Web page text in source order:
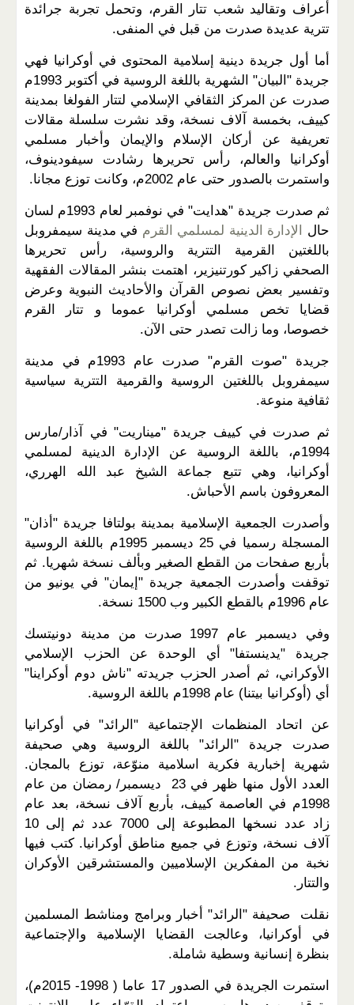
أعراف وتقاليد شعب تتار القرم، وتحمل تجربة جرائدة
تترية عديدة صدرت من قبل في المنفى.
أما أول جريدة دينية إسلامية المحتوى في أوكرانيا فهي
جريدة "البيان" الشهرية باللغة الروسية في أكتوبر 1993م
صدرت عن المركز الثقافي الإسلامي لتتار الفولغا بمدينة
كييف، بخمسة آلاف نسخة، وقد نشرت سلسلة مقالات
تعريفية عن أركان الإسلام والإيمان وأخبار مسلمي
أوكرانيا والعالم، رأس تحريرها رشادت سيفودينوف،
واستمرت بالصدور حتى عام 2002م، وكانت توزع مجانا.
ثم صدرت جريدة "هدايت" في نوفمبر لعام 1993م لسان
حال
الإدارة الدينية لمسلمي القرم في مدينة سيمفروبل
باللغتين القرمية التترية والروسية، رأس تحريرها
الصحفي زاكير كورتنيزير، اهتمت بنشر المقالات الفقهية
وتفسير بعض نصوص القرآن والأحاديث النبوية وعرض
قضايا تخص مسلمي أوكرانيا عموما و تتار القرم
خصوصا، وما زالت تصدر حتى الآن.
جريدة "صوت القرم" صدرت عام 1993م في مدينة
سيمفروبل باللغتين الروسية والقرمية التترية سياسية
ثقافية منوعة.
ثم صدرت في كييف جريدة "ميناريت" في آذار/مارس
1994م، باللغة الروسية عن الإدارة الدينية لمسلمي
أوكرانيا، وهي تتبع جماعة الشيخ عبد الله الهرري،
المعروفون باسم الأحباش.
وأصدرت الجمعية الإسلامية بمدينة بولتافا جريدة "أذان"
المسجلة رسميا في 25 ديسمبر 1995م باللغة الروسية
بأربع صفحات من القطع الصغير وبألف نسخة شهريا. ثم
توقفت وأصدرت الجمعية جريدة "إيمان" في يونيو من
عام 1996م بالقطع الكبير وب 1500 نسخة.
وفي ديسمبر عام 1997 صدرت من مدينة دونيتسك
جريدة "يدينستفا" أي الوحدة عن الحزب الإسلامي
الأوكراني، ثم أصدر الحزب جريدته "ناش دوم أوكراينا"
أي (أوكرانيا بيتنا) عام 1998م باللغة الروسية.
عن اتحاد المنظمات الإجتماعية "الرائد" في أوكرانيا
صدرت جريدة "الرائد" باللغة الروسية وهي صحيفة
شهرية إخبارية فكرية اسلامية منوّعة، توزع بالمجان.
العدد الأول منها ظهر في 23 ديسمبر/ رمضان من عام
1998م في العاصمة كييف، بأربع آلاف نسخة، بعد عام
زاد عدد نسخها المطبوعة إلى 7000 عدد ثم إلى 10
آلاف نسخة، وتوزع في جميع مناطق أوكرانيا. كتب فيها
نخبة من المفكرين الإسلاميين والمستشرقين الأوكران
والتتار.
نقلت صحيفة "الرائد" أخبار وبرامج ومناشط المسلمين
في أوكرانيا، وعالجت القضايا الإسلامية والإجتماعية
بنظرة إنسانية وسطية شاملة.
استمرت الجريدة في الصدور 17 عاما ( 1998- 2015م)،